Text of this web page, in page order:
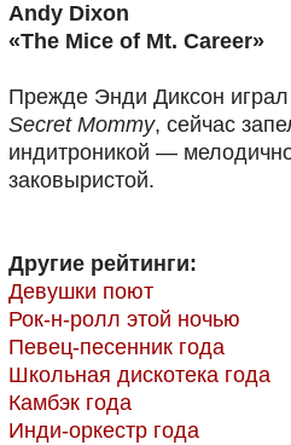
Andy Dixon
«The Mice of Mt. Career»
Прежде Энди Диксон
Secret Mommy, сейчас
индитроникой —
заковыристой.
Другие рейтинги:
Девушки поют
Рок-н-ролл этой ночью
Певец-песенник года
Школьная дискотека года
Камбэк года
Инди-оркестр года